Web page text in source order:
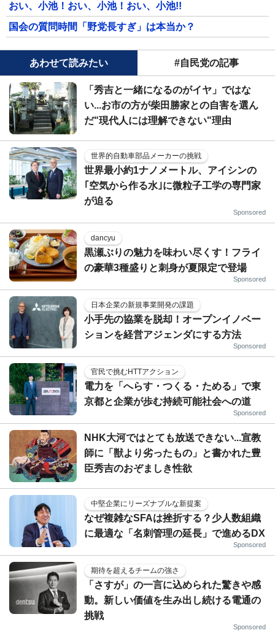
おい、小池！おい、小池！おい、小池!!
国会の質問時間「野党長すぎ」は本当か？
あわせて読みたい #自民党の記事
「秀吉と一緒になるのがイヤ」ではな
い...お市の方が柴田勝家との自害を選ん
だ"現代人には理解できない"理由
世界的自動車部品メーカーの挑戦
世界最小約1ナノメートル、アイシンの
｢空気から作る水｣に微粒子工学の専門家
が迫る
Sponsored
dancyu
黒瀬ぶりの魅力を味わい尽くす！フライ
の豪華3種盛りと刺身が夏限定で登場
Sponsored
日本企業の新規事業開発の課題
小手先の協業を脱却！オープンイノベー
ションを経営アジェンダにする方法
Sponsored
官民で挑むHTTアクション
電力を「へらす・つくる・ためる」で東
京都と企業が歩む持続可能社会への道
Sponsored
NHK大河ではとても放送できない...宣教
師に「獣より劣ったもの」と書かれた豊
臣秀吉のおぞましき性欲
中堅企業にリーズナブルな新提案
なぜ複雑なSFAは挫折する？少人数組織
に最適な「名刺管理の延長」で進めるDX
Sponsored
期待を超えるチームの強さ
「さすが」の一言に込められた驚きや感
動。新しい価値を生み出し続ける電通の
挑戦
Sponsored